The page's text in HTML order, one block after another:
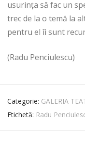
usurința să fac un
trec de la o temă la
pentru el îi sunt
(Radu Penciulescu)
Categorie: GALERIA
Etichetă: Radu